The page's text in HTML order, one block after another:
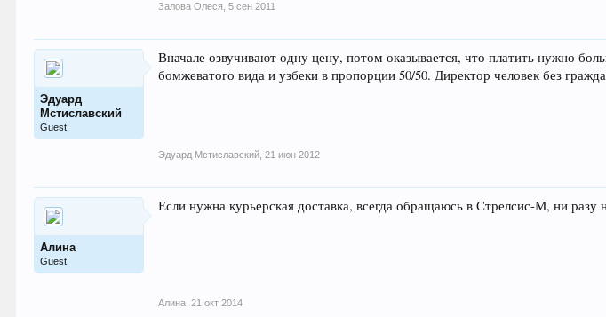
Залова Олеся 5 сен 2011
Эдуард
Мстиславский
Guest
Вначале озвучивают одну цену, потом оказывается, что платить нужно
бомжеватого вида и узбеки в пропорции 50/50. Директор человек без
Эдуард Мстиславский 21 июн 2012
Алина
Guest
Если нужна курьерская доставка, всегда обращаюсь в Стрелсис-М, ни
Алина 21 окт 2014